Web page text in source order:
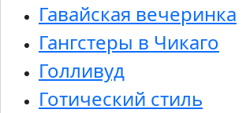
Гавайская вечеринка
Гангстеры в Чикаго
Голливуд
Готический стиль